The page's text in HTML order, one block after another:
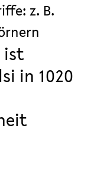
z. B.
ist
in 1020